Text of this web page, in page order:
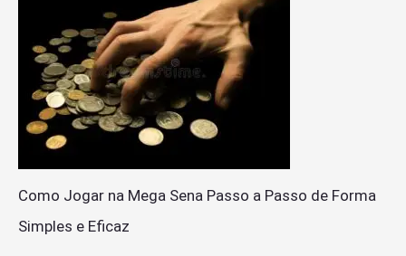
Como Jogar na Mega Sena Passo a Passo de Forma
Simples e Eficaz